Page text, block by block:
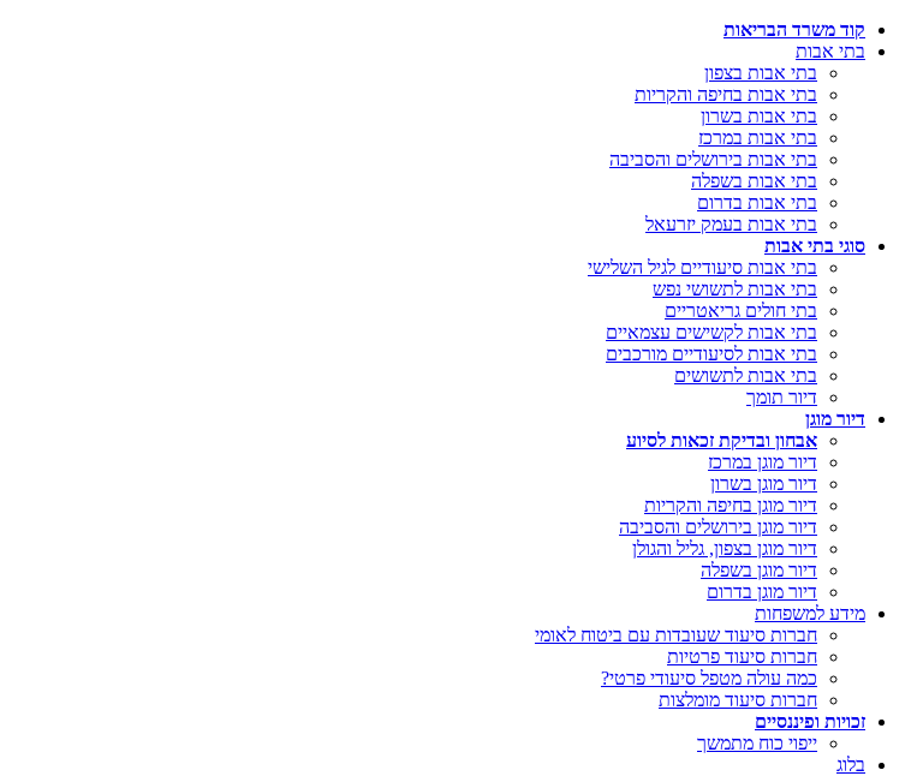
קוד משרד הבריאות
בתי אבות
בתי אבות בצפון
בתי אבות בחיפה והקריות
בתי אבות בשרון
בתי אבות במרכז
בתי אבות בירושלים והסביבה
בתי אבות בשפלה
בתי אבות בדרום
בתי אבות בעמק יזרעאל
סוגי בתי אבות
בתי אבות סיעודיים לגיל השלישי
בתי אבות לתשושי נפש
בתי חולים גריאטריים
בתי אבות לקשישים עצמאיים
בתי אבות לסיעודיים מורכבים
בתי אבות לתשושים
דיור תומך
דיור מוגן
אבחון ובדיקת זכאות לסיוע
דיור מוגן במרכז
דיור מוגן בשרון
דיור מוגן בחיפה והקריות
דיור מוגן בירושלים והסביבה
דיור מוגן בצפון, גליל והגולן
דיור מוגן בשפלה
דיור מוגן בדרום
מידע למשפחות
חברות סיעוד שעובדות עם ביטוח לאומי
חברות סיעוד פרטיות
כמה עולה מטפל סיעודי פרטי?
חברות סיעוד מומלצות
זכויות ופיננסיים
ייפוי כוח מתמשך
בלוג